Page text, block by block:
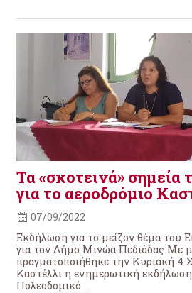
Τα «σκοτεινά» σημεία
για το αεροδρόμιο
07/09/2022
Εκδήλωση για το μείζον θέμα του
για τον Δήμο Μινώα Πεδιάδας Με
πραγματοποιήθηκε την Κυριακή 4
Καστέλλι η ενημερωτική εκδήλωση
Πολεοδομικό ...